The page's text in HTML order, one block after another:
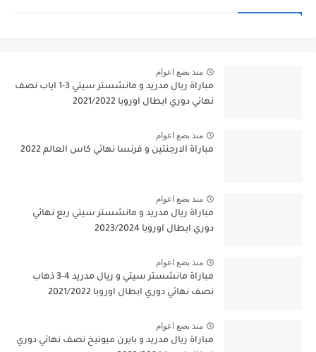
منذ بضع اعوام
مباراة ريال مدريد و مانشستر سيتي 3-1 اياب نصف
نهائي دوري ابطال اوروبا 2021/2022
منذ بضع اعوام
مباراة الارجنتين و فرنسا نهائي كاس العالم 2022
منذ بضع اعوام
مباراة ريال مدريد و مانشستر سيتي ربع نهائي
دوري ابطال اوروبا 2023/2024
منذ بضع اعوام
مباراة مانشستر سيتي و ريال مدريد 4-3 ذهاب
نصف نهائي دوري ابطال اوروبا 2021/2022
منذ بضع اعوام
مباراة ريال مدريد و بايرن ميونيخ نصف نهائي دوري